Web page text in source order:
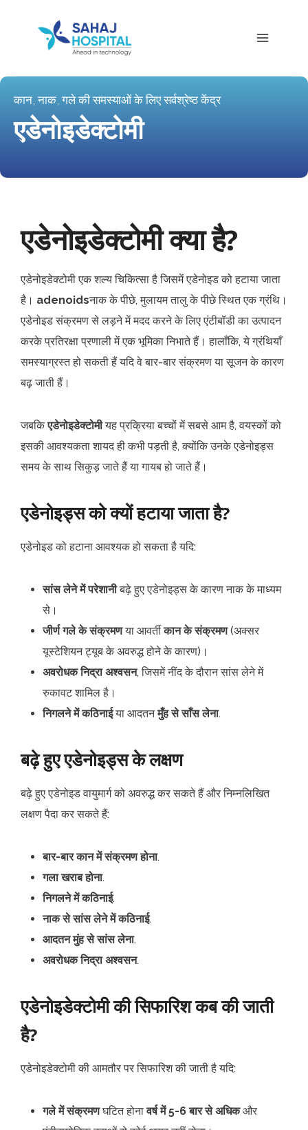
कान, नाक, गले की समस्याओं के लिए सर्वश्रेष्ठ केंद्र
एडेनोइडेक्टोमी
एडेनोइडेक्टोमी क्या है?
एडेनोइडेक्टोमी एक शल्य चिकित्सा है जिसमें एडेनोइड को हटाया जाता
है। adenoidsनाक के पीछे, मुलायम तालु के पीछे स्थित एक ग्रंथि।
एडेनोइड संक्रमण से लड़ने में मदद करने के लिए एंटीबॉडी का उत्पादन
करके प्रतिरक्षा प्रणाली में एक भूमिका निभाते हैं। हालाँकि, ये ग्रंथियाँ
समस्याग्रस्त हो सकती हैं यदि वे बार-बार संक्रमण या सूजन के कारण
बढ़ जाती हैं।
जबकिएडेनोइडेक्टोमीयह प्रक्रिया बच्चों में सबसे आम है, वयस्कों को
इसकी आवश्यकता शायद ही कभी पड़ती है, क्योंकि उनके एडेनोइड्स
समय के साथ सिकुड़ जाते हैं या गायब हो जाते हैं।
एडेनोइड्स को क्यों हटाया जाता है?
एडेनोइड को हटाना आवश्यक हो सकता है यदि:
सांस लेने में परेशानीबढ़े हुए एडेनोइड्स के कारण नाक के माध्यम
से।
जीर्ण गले के संक्रमणया आवर्तीकान के संक्रमण(अक्सर
यूस्टेशियन ट्यूब के अवरुद्ध होने के कारण)।
अवरोधक निद्रा अश्वसन, जिसमें नींद के दौरान सांस लेने में
रुकावट शामिल है।
निगलने में कठिनाईया आदतनमुँह से साँस लेना.
बढ़े हुए एडेनोइड्स के लक्षण
बढ़े हुए एडेनोइड वायुमार्ग को अवरुद्ध कर सकते हैं और निम्नलिखित
लक्षण पैदा कर सकते हैं:
बार-बार कान में संक्रमण होना.
गला खराब होना.
निगलने में कठिनाई.
नाक से सांस लेने में कठिनाई.
आदतन मुंह से सांस लेना.
अवरोधक निद्रा अश्वसन.
एडेनोइडेक्टोमी की सिफारिश कब की जाती
है?
एडेनोइडेक्टोमी की आमतौर पर सिफारिश की जाती है यदि:
गले में संक्रमणघटित होनावर्ष में 5-6 बार से अधिकऔर